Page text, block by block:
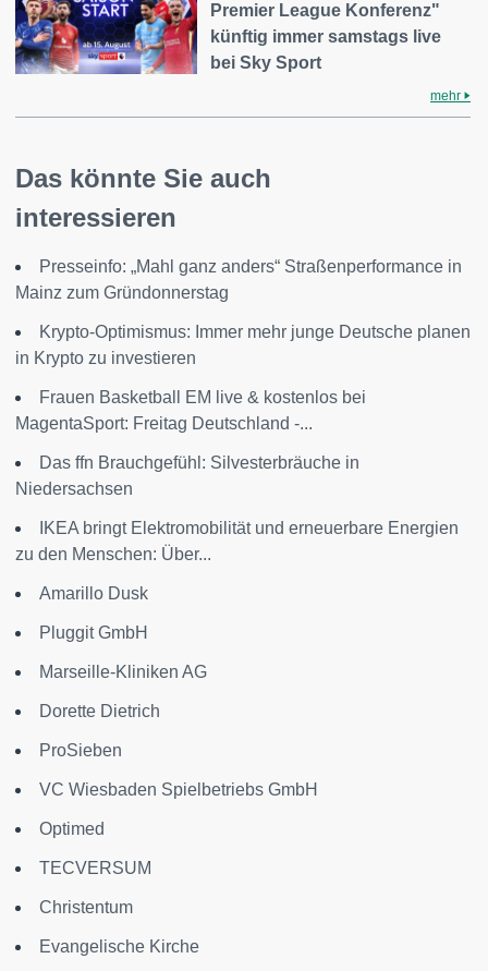
Premier League Konferenz"
künftig immer samstags live
bei Sky Sport
mehr
Das könnte Sie auch
interessieren
Presseinfo: „Mahl ganz anders“ Straßenperformance in
Mainz zum Gründonnerstag
Krypto-Optimismus: Immer mehr junge Deutsche planen
in Krypto zu investieren
Frauen Basketball EM live & kostenlos bei
MagentaSport: Freitag Deutschland -...
Das ffn Brauchgefühl: Silvesterbräuche in
Niedersachsen
IKEA bringt Elektromobilität und erneuerbare Energien
zu den Menschen: Über...
Amarillo Dusk
Pluggit GmbH
Marseille-Kliniken AG
Dorette Dietrich
ProSieben
VC Wiesbaden Spielbetriebs GmbH
Optimed
TECVERSUM
Christentum
Evangelische Kirche